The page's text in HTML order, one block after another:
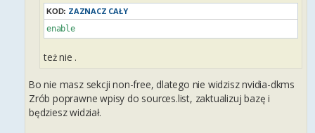
KOD: ZAZNACZ CAŁY
enable
też nie .
Bo nie masz sekcji non-free, dlatego nie widzisz nvidia-dkms
Zrób poprawne wpisy do sources.list, zaktualizuj bazę i
będziesz widział.